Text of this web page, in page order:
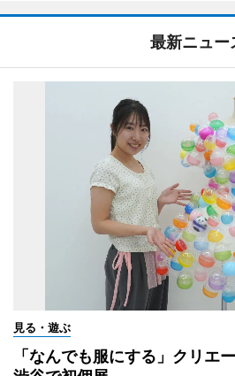
最新ニュー
見る・遊ぶ
「なんでも服にする」クリエ